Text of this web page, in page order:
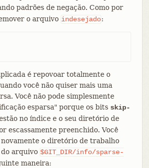
padrões de negação. Como por
o arquivo indesejado:
é repovoar totalmente o
você não quiser mais uma
Você não pode simplesmente
esparsa" porque os bits skip-
no índice e o seu diretório de
escassamente preenchido. Você
o diretório de trabalho
arquivo $GIT_DIR/info/sparse-
maneira: